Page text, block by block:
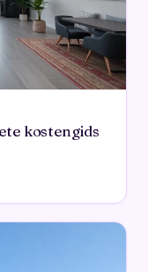
kostengids